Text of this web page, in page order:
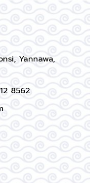
Yannawa,
8562